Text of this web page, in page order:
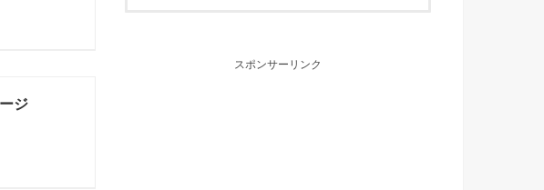
ジ
スポンサーリンク